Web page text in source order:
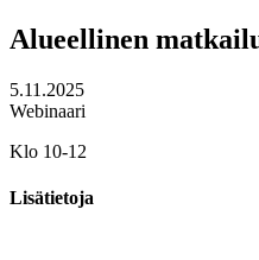
Alueellinen
5.11.2025
Webinaari
Klo 10-12
Lisätietoja